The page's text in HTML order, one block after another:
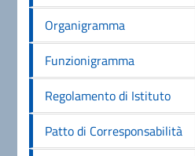
Organigramma
Funzionigramma
Regolamento di Istituto
Patto di Corresponsabilità